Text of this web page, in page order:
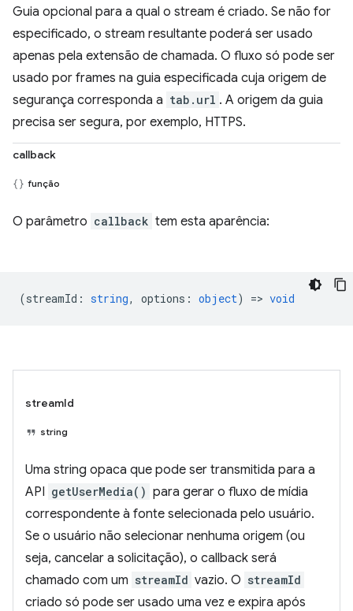
Guia opcional para a qual o stream é criado. Se não for
especificado, o stream resultante poderá ser usado
apenas pela extensão de chamada. O fluxo só pode ser
usado por frames na guia especificada cuja origem de
segurança corresponda a tab.url . A origem da guia
precisa ser segura, por exemplo, HTTPS.
callback
função
O parâmetro callback tem esta aparência:
(streamId : string, options : object) => void
streamId
string
Uma string opaca que pode ser transmitida para a
API getUserMedia() para gerar o fluxo de mídia
correspondente à fonte selecionada pelo usuário.
Se o usuário não selecionar nenhuma origem (ou
seja, cancelar a solicitação), o callback será
chamado com um streamId vazio. O streamId
criado só pode ser usado uma vez e expira após